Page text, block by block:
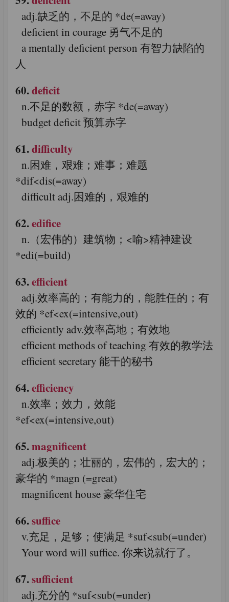
adj.缺乏的，不足的 *de(=away)
deficient in courage 勇气不足的
a mentally deficient person 有智力缺陷的
人
60.deficit
n.不足的数额，赤字 *de(=away)
budget deficit 预算赤字
61.difficulty
n.困难，艰难；难事；难题
*dif<dis(=away)
difficult adj.困难的，艰难的
62.edifice
n.（宏伟的）建筑物；<喻>精神建设
*edi(=build)
63.efficient
adj.效率高的；有能力的，能胜任的；有
效的 *ef<ex(=intensive,out)
efficiently adv.效率高地；有效地
efficient methods of teaching 有效的教学法
efficient secretary 能干的秘书
64.efficiency
n.效率；效力，效能
*ef<ex(=intensive,out)
65.magnificent
adj.极美的；壮丽的，宏伟的，宏大的；
豪华的 *magn (=great)
magnificent house 豪华住宅
66.suffice
v.充足，足够；使满足 *suf<sub(=under)
Your word will suffice. 你来说就行了。
67.sufficient
adj.充分的 *suf<sub(=under)